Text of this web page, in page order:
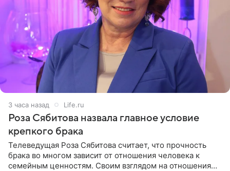
3 часа назад Life.ru
Роза Сябитова назвала главное условие
крепкого брака
Телеведущая Роза Сябитова считает, что прочность
брака во многом зависит от отношения человека к
семейным ценностям. Своим взглядом на отношения